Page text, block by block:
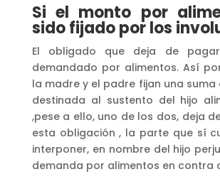
Si el monto por
sido fijado por los
El obligado que deja de
demandado por alimentos. Así
la madre y el padre fijan una
destinada al sustento del hijo
,pese a ello, uno de los dos, deja
esta obligación , la parte que sí
interponer, en nombre del hijo
demanda por alimentos en contra